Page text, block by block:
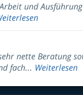
und
nette Beratung
fach... Weiterlesen